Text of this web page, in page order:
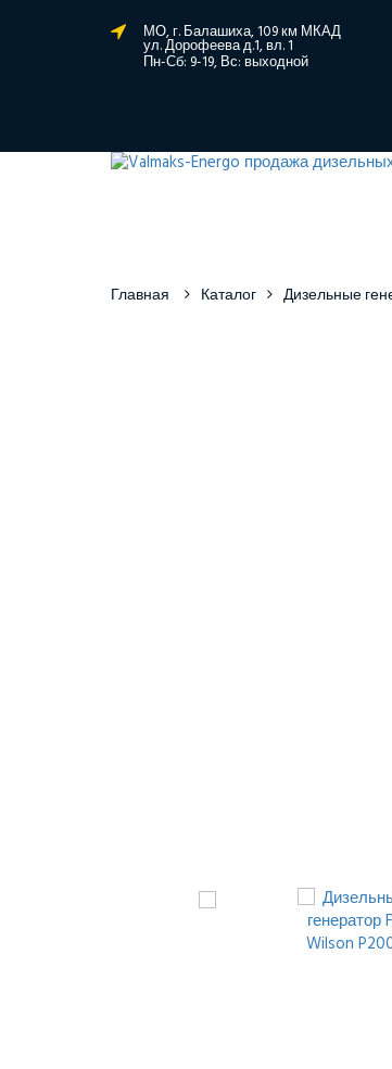
МО, г. Балашиха, 109 км МКАД
ул. Дорофеева д.1, вл. 1
Пн-Сб: 9-19, Вс: выходной
Главная Каталог Дизельные